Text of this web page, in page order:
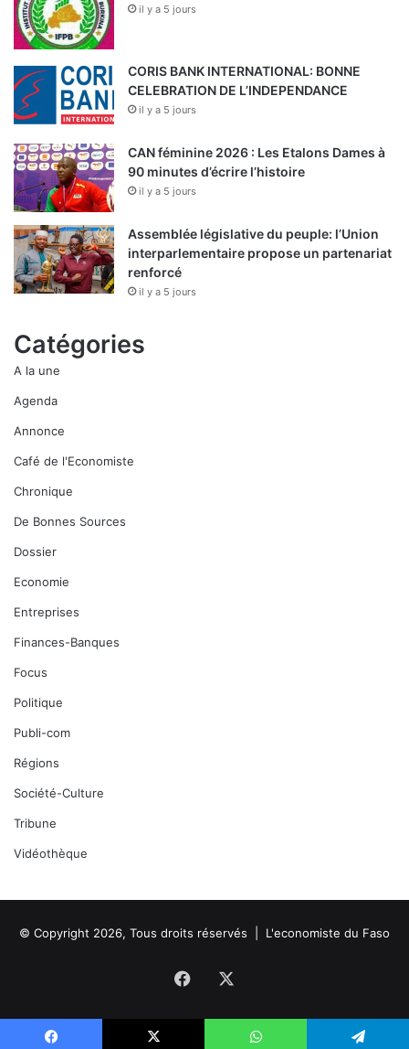
il y a 5 jours
CORIS BANK INTERNATIONAL: BONNE
CELEBRATION DE L’INDEPENDANCE
il y a 5 jours
CAN féminine 2026 : Les Etalons Dames à
90 minutes d’écrire l’histoire
il y a 5 jours
Assemblée législative du peuple: l’Union
interparlementaire propose un partenariat
renforcé
il y a 5 jours
Catégories
A la une
Agenda
Annonce
Café de l'Economiste
Chronique
De Bonnes Sources
Dossier
Economie
Entreprises
Finances-Banques
Focus
Politique
Publi-com
Régions
Société-Culture
Tribune
Vidéothèque
© Copyright 2026, Tous droits réservés | L'economiste du Faso
Facebook